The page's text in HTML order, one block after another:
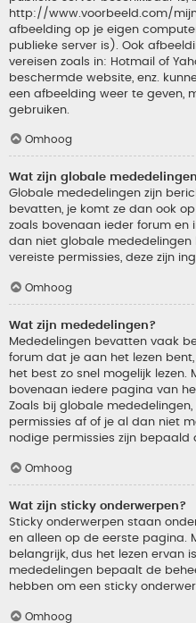
http://www.voorbeeld.com/
afbeelding op je eigen
publieke server is). Ook
vereisen zoals in: Hotmail of
beschermde website, enz.
een afbeelding weer te geven,
gebruiken.
Omhoog
Wat zijn globale
Globale mededelingen zijn
bevatten, je komt ze dan ook
zoals bovenaan ieder forum en
dan niet globale
vereiste permissies, deze zijn
Omhoog
Wat zijn mededelingen?
Mededelingen bevatten vaak
forum dat je aan het lezen
het best zo snel mogelijk lezen.
bovenaan iedere pagina van
Zoals bij globale
permissies af of je al dan niet
nodige permissies zijn bepaald
Omhoog
Wat zijn sticky onderwerpen?
Sticky onderwerpen staan
en alleen op de eerste pagina.
belangrijk, dus het lezen ervan
mededelingen bepaalt de
hebben om een sticky
Omhoog